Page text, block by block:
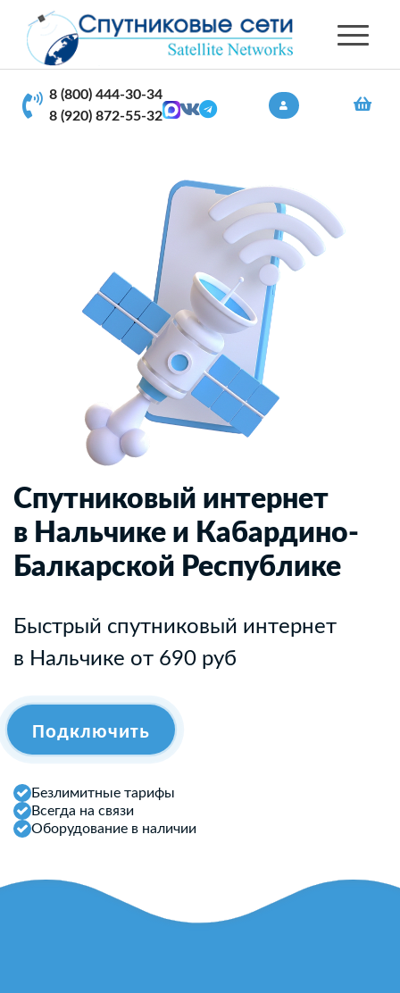
8 (800) 444-30-34
8 (920) 872-55-32
Спутниковый интернет
в Нальчике и Кабардино-
Балкарской Республике
Быстрый спутниковый интернет
в Нальчике от 690 руб
Подключить
Безлимитные тарифы
Всегда на связи
Оборудование в наличии